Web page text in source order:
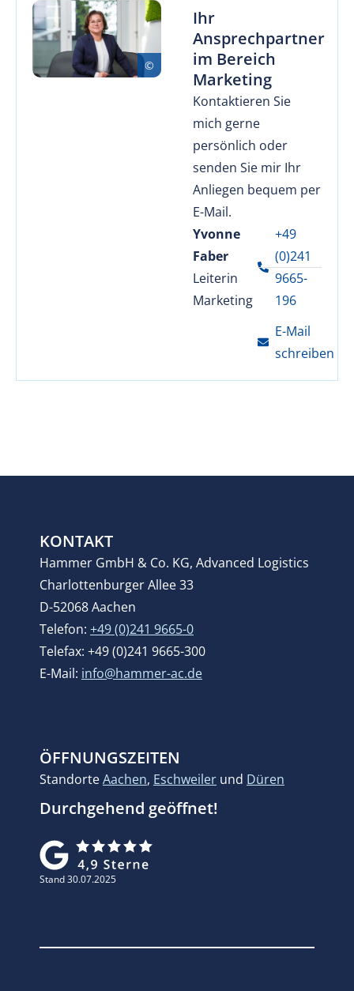
Ihr
Ansprechpartner
im Bereich
Marketing
Kontaktieren Sie
mich gerne
persönlich oder
senden Sie mir Ihr
Anliegen bequem per
E-Mail.
Yvonne
Faber
Leiterin
Marketing
+49
(0)241
9665-
196
E-Mail
schreiben
KONTAKT
Hammer GmbH & Co. KG, Advanced Logistics
Charlottenburger Allee 33
D-52068 Aachen
Telefon: +49 (0)241 9665-0
Telefax: +49 (0)241 9665-300
E-Mail: info@hammer-ac.de
ÖFFNUNGSZEITEN
StandorteAachen, Eschweiler und Düren
Durchgehend geöffnet!
Stand 30.07.2025